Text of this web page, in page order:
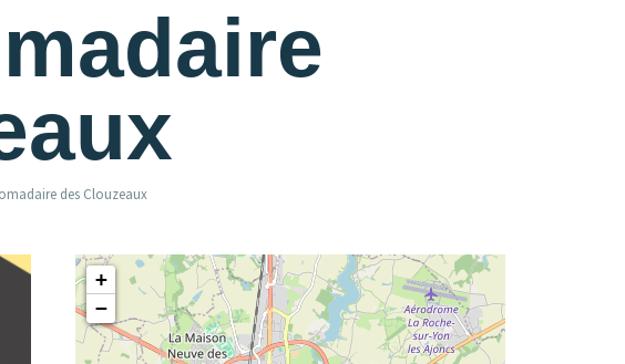
des Clouzeaux
+
−